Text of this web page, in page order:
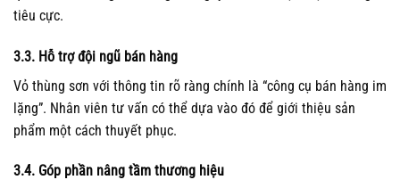
tiêu cực.
3.3. Hỗ trợ đội ngũ bán hàng
Vỏ thùng sơn với thông tin rõ ràng chính là “công cụ bán hàng im
lặng”. Nhân viên tư vấn có thể dựa vào đó để giới thiệu sản
phẩm một cách thuyết phục.
3.4. Góp phần nâng tầm thương hiệu